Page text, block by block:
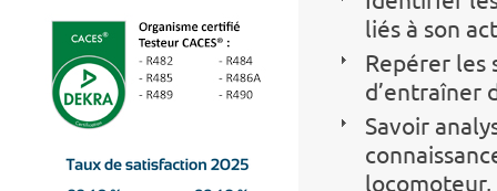
liés à son
Repérer les
d’entraîner
Savoir